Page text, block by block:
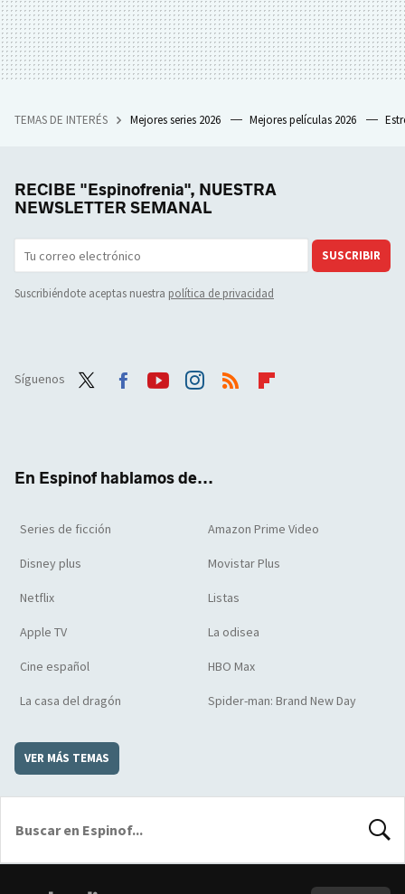
TEMAS DE INTERÉS Mejores series 2026 Mejores películas 2026
RECIBE "Espinofrenia", NUESTRA
NEWSLETTER SEMANAL
SUSCRIBIR
Suscribiéndote aceptas nuestra política de privacidad
Síguenos
En Espinof hablamos de...
Series de ficción Amazon Prime Video
Disney plus Movistar Plus
Netflix Listas
Apple TV La odisea
Cine español HBO Max
La casa del dragón Spider-man: Brand New Day
VER MÁS TEMAS